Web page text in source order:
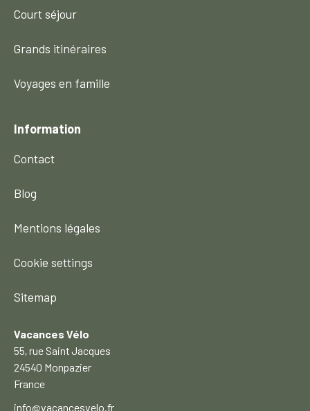
Court séjour
Grands itinéraires
Voyages en famille
Information
Contact
Blog
Mentions légales
Cookie settings
Sitemap
Vacances Vélo
55, rue Saint Jacques
24540 Monpazier
France
info@vacancesvelo.fr